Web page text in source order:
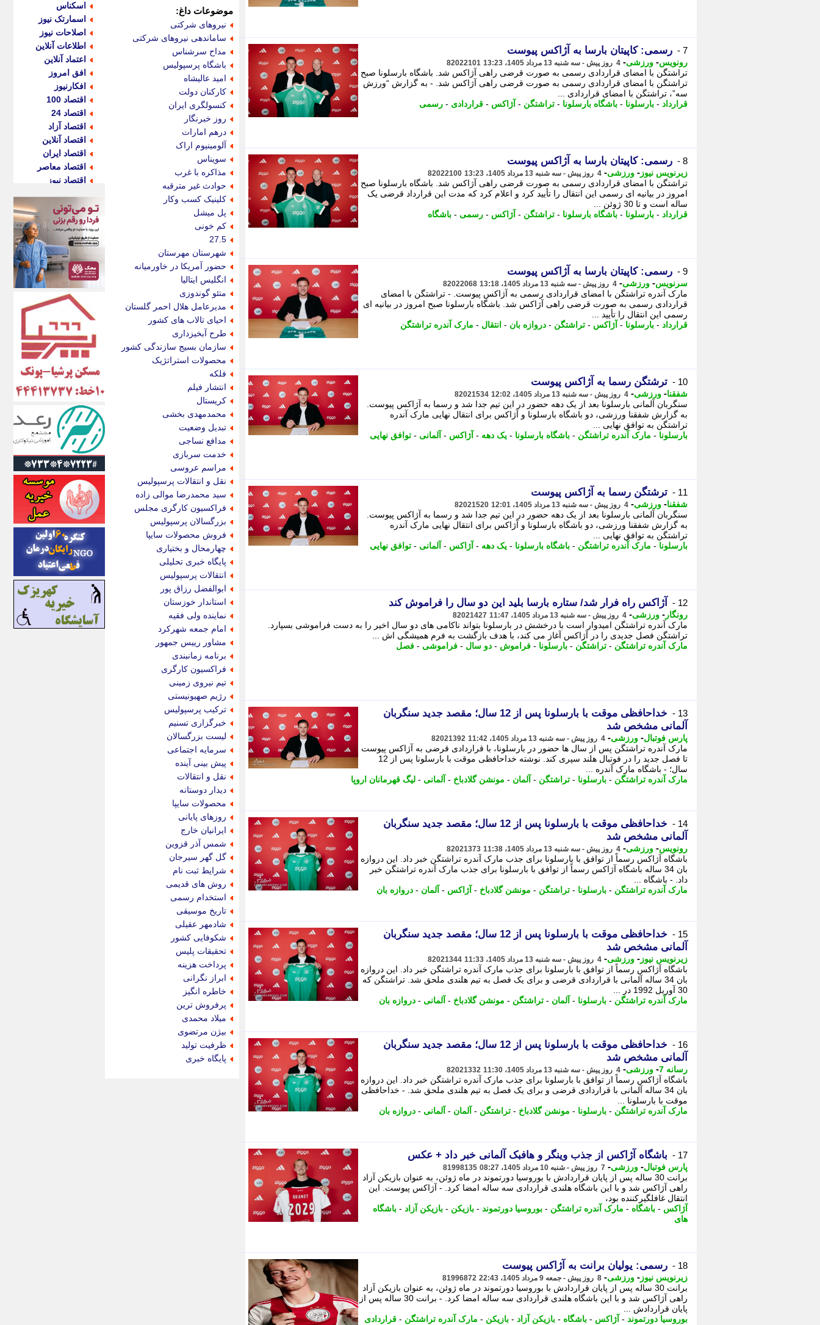
7 - رسمی: کاپیتان بارسا به آژاکس پیوست
رونویس- ورزشی- 4 روز پیش - سه شنبه 13 مرداد 1405، 13:23 82022101
تراشتگن با امضای قراردادی رسمی به صورت قرضی راهی آژاکس شد. باشگاه بارسلونا صبح
تراشتگن با امضای قراردادی رسمی به صورت قرضی راهی آژاکس شد. - به گزارش “ورزش
سه”، تراشتگن با امضای قراردادی ...
قرارداد - بارسلونا - باشگاه بارسلونا - تراشتگن - آژاکس - قراردادی - رسمی
8 - رسمی: کاپیتان بارسا به آژاکس پیوست
زیرنویس نیوز - ورزشی- 4 روز پیش - سه شنبه 13 مرداد 1405، 13:23 82022100
تراشتگن با امضای قراردادی رسمی به صورت قرضی راهی آژاکس شد. باشگاه بارسلونا صبح
امروز در بیانیه ای رسمی این انتقال را تأیید کرد و اعلام کرد که مدت این قرارداد قرضی یک
ساله است و تا 30 ژوئن ...
قرارداد - بارسلونا - باشگاه بارسلونا - تراشتگن - آژاکس - رسمی - باشگاه
9 - رسمی: کاپیتان بارسا به آژاکس پیوست
سرنویس- ورزشی- 4 روز پیش - سه شنبه 13 مرداد 1405، 13:18 82022068
مارک آندره تراشتگن با امضای قراردادی رسمی به آژاکس پیوست. - تراشتگن با امضای
قراردادی رسمی به صورت قرضی راهی آژاکس شد. باشگاه بارسلونا صبح امروز در بیانیه ای
رسمی این انتقال را تأیید ...
قرارداد - بارسلونا - آژاکس - تراشتگن - دروازه بان - انتقال - مارک آندره تراشتگن
10 - ترشتگن رسما به آژاکس پیوست
شفقنا- ورزشی- 4 روز پیش - سه شنبه 13 مرداد 1405، 12:02 82021534
سنگربان آلمانی بارسلونا بعد از یک دهه حضور در این تیم جدا شد و رسما به آژاکس پیوست.
به گزارش شفقنا ورزشی، دو باشگاه بارسلونا و آژاکس برای انتقال نهایی مارک آندره
تراشتگن به توافق نهایی ...
بارسلونا - مارک آندره تراشتگن - باشگاه بارسلونا - یک دهه - آژاکس - آلمانی - توافق نهایی
11 - ترشتگن رسما به آژاکس پیوست
شفقنا- ورزشی- 4 روز پیش - سه شنبه 13 مرداد 1405، 12:01 82021520
سنگربان آلمانی بارسلونا بعد از یک دهه حضور در این تیم جدا شد و رسما به آژاکس پیوست.
به گزارش شفقنا ورزشی، دو باشگاه بارسلونا و آژاکس برای انتقال نهایی مارک آندره
تراشتگن به توافق نهایی ...
بارسلونا - مارک آندره تراشتگن - باشگاه بارسلونا - یک دهه - آژاکس - آلمانی - توافق نهایی
12 - آژاکس راه فرار شد/ ستاره بارسا بلید این دو سال را فراموش کند
رونگار - ورزشی- 4 روز پیش - سه شنبه 13 مرداد 1405، 11:47 82021427
مارک آندره تراشتگن امیدوار است با درخشش در بارسلونا بتواند ناکامی های دو سال اخیر را به دست فراموشی بسپارد.
تراشتگن فصل جدیدی را در آژاکس آغاز می کند، با هدف بازگشت به فرم همیشگی اش ...
مارک آندره تراشتگن - تراشتگن - بارسلونا - فراموش - دو سال - فراموشی - فصل
13 -
خداحافظی موقت با بارسلونا پس از 12 سال؛ مقصد جدید سنگربان
آلمانی مشخص شد
پارس فوتبال- ورزشی- 4 روز پیش - سه شنبه 13 مرداد 1405، 11:42 82021392
مارک آندره تراشتگن پس از سال ها حضور در بارسلونا، با قراردادی قرضی به آژاکس پیوست
تا فصل جدید را در فوتبال هلند سپری کند. نوشته خداحافظی موقت با بارسلونا پس از 12
سال؛ - باشگاه مارک آندره ...
مارک آندره تراشتگن - بارسلونا - تراشتگن - آلمان - مونشن گلادباخ - آلمانی - لیگ قهرمانان اروپا
14 -
خداحافظی موقت با بارسلونا پس از 12 سال؛ مقصد جدید سنگربان
آلمانی مشخص شد
رونویس- ورزشی- 4 روز پیش - سه شنبه 13 مرداد 1405، 11:38 82021373
باشگاه آژاکس رسماً از توافق با بارسلونا برای جذب مارک آندره تراشتگن خبر داد. این دروازه
بان 34 ساله باشگاه آژاکس رسماً از توافق با بارسلونا برای جذب مارک آندره تراشتگن خبر
داد. - باشگاه ...
مارک آندره تراشتگن - بارسلونا - تراشتگن - مونشن گلادباخ - آژاکس - آلمان - دروازه بان
15 -
خداحافظی موقت با بارسلونا پس از 12 سال؛ مقصد جدید سنگربان
آلمانی مشخص شد
زیرنویس نیوز - ورزشی- 4 روز پیش - سه شنبه 13 مرداد 1405، 11:33 82021344
باشگاه آژاکس رسماً از توافق با بارسلونا برای جذب مارک آندره تراشتگن خبر داد. این دروازه
بان 34 ساله آلمانی با قراردادی قرضی و برای یک فصل به تیم هلندی ملحق شد. تراشتگن که
30 آوریل 1992 در ...
مارک آندره تراشتگن - بارسلونا - آلمان - تراشتگن - مونشن گلادباخ - آلمانی - دروازه بان
16 -
خداحافظی موقت با بارسلونا پس از 12 سال؛ مقصد جدید سنگربان
آلمانی مشخص شد
رسانه 7 - ورزشی- 4 روز پیش - سه شنبه 13 مرداد 1405، 11:30 82021332
باشگاه آژاکس رسماً از توافق با بارسلونا برای جذب مارک آندره تراشتگن خبر داد. این دروازه
بان 34 ساله آلمانی با قراردادی قرضی و برای یک فصل به تیم هلندی ملحق شد. - خداحافظی
موقت با بارسلونا ...
مارک آندره تراشتگن - بارسلونا - مونشن گلادباخ - تراشتگن - آلمان - آلمانی - دروازه بان
17 - باشگاه آژاکس از جذب وینگر و هافبک آلمانی خبر داد + عکس
پارس فوتبال- ورزشی- 7 روز پیش - شنبه 10 مرداد 1405، 08:27 81998135
برانت 30 ساله پس از پایان قراردادش با بوروسیا دورتموند در ماه ژوئن، به عنوان بازیکن آزاد
راهی آژاکس شد و با این باشگاه هلندی قراردادی سه ساله امضا کرد. - آژاکس پیوست. این
انتقال غافلگیرکننده بود،
آژاکس - باشگاه - مارک آندره تراشتگن - بوروسیا دورتموند - بازیکن - بازیکن آزاد - باشگاه
های
18 - رسمی: یولیان برانت به آژاکس پیوست
زیرنویس نیوز - ورزشی- 8 روز پیش - جمعه 9 مرداد 1405، 22:43 81996872
برانت 30 ساله پس از پایان قراردادش با بوروسیا دورتموند در ماه ژوئن، به عنوان بازیکن آزاد
راهی آژاکس شد و با این باشگاه هلندی قراردادی سه ساله امضا کرد. - برانت 30 ساله پس از
پایان قراردادش ...
بوروسیا دورتموند - آژاکس - باشگاه - بازیکن آزاد - بازیکن - مارک آندره تراشتگن - قراردادی
موضوعات داغ:
نیروهای شرکتی
ساماندهی نیروهای شرکتی
مداح سرشناس
باشگاه پرسپولیس
امید عالیشاه
کارکنان دولت
کنسولگری ایران
روز خبرنگار
درهم امارات
آلومینیوم اراک
سویناس
مذاکره با غرب
حوادث غیر مترقبه
کلینیک کسب وکار
پل میشل
کم خونی
27.5
شهرستان مهرستان
حضور آمریکا در خاورمیانه
انگلیس ایتالیا
متئو گوندوزی
مدیرعامل هلال احمر گلستان
احیای تالاب های کشور
طرح آبخیزداری
سازمان بسیج سازندگی کشور
محصولات استراتژیک
فلکه
انتشار فیلم
کریستال
محمدمهدی بخشی
تبدیل وضعیت
مدافع نساجی
خدمت سربازی
مراسم عروسی
نقل و انتقالات پرسپولیس
سید محمدرضا موالی زاده
فراکسیون کارگری مجلس
بزرگسالان پرسپولیس
فروش محصولات سایپا
چهارمحال و بختیاری
پایگاه خبری تحلیلی
انتقالات پرسپولیس
ابوالفضل رزاق پور
استاندار خوزستان
نماینده ولی فقیه
امام جمعه شهرکرد
مشاور رییس جمهور
برنامه زمانبندی
فراکسیون کارگری
تیم نیروی زمینی
رژیم صهیونیستی
ترکیب پرسپولیس
خبرگزاری تسنیم
لیست بزرگسالان
سرمایه اجتماعی
پیش بینی آینده
نقل و انتقالات
دیدار دوستانه
محصولات سایپا
روزهای پایانی
ایرانیان خارج
شمس آذر قزوین
گل گهر سیرجان
شرایط ثبت نام
روش های قدیمی
استخدام رسمی
تاریخ موسیقی
شادمهر عقیلی
شکوفایی کشور
تحقیقات پلیس
پرداخت هزینه
ابراز نگرانی
خاطره انگیز
پرفروش ترین
میلاد محمدی
بیژن مرتضوی
ظرفیت تولید
پایگاه خبری
اسکناس
اسمارتک نیوز
اصلاحات نیوز
اطلاعات آنلاین
اعتماد آنلاین
افق امروز
افکارنیوز
اقتصاد 100
اقتصاد 24
اقتصاد آزاد
اقتصاد آنلاین
اقتصاد ایران
اقتصاد معاصر
اقتصاد نیوز
اکوفارس
اکونگار
اکونیوز
الف
انتشار آنلاین
اندیشه قرن
اندیشه معاصر
اندیشه ها
انرژی پرس
ای استخدام
ایتنا
ایراف
ایران آرت
ایران آنلاین
ایران زندگی
ایران فوری
ایرانی روز
ایرانیتال
ایرنا
ایسکانیوز
ایسنا
ایکنا
ایلنا
اینتیتر
ایونا نیوز
بازتاب آنلاین
باشگاه خبرنگاران
باغستان نیوز
بامبوک
ببین و بخون
بدینسان
بنکر